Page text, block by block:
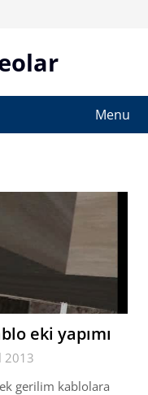
Menu
eki yapımı
2013
gerilim kablolara